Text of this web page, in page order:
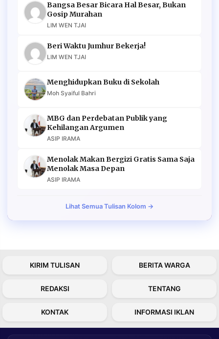
Bangsa Besar Bicara Hal Besar, Bukan
Gosip Murahan
LIM WEN TJAI
Beri Waktu Jumhur Bekerja!
LIM WEN TJAI
Menghidupkan Buku di Sekolah
Moh Syaiful Bahri
MBG dan Perdebatan Publik yang
Kehilangan Argumen
ASIP IRAMA
Menolak Makan Bergizi Gratis Sama Saja
Menolak Masa Depan
ASIP IRAMA
Lihat Semua Tulisan Kolom →
KIRIM TULISAN BERITA WARGA
REDAKSI TENTANG
KONTAK INFORMASI IKLAN